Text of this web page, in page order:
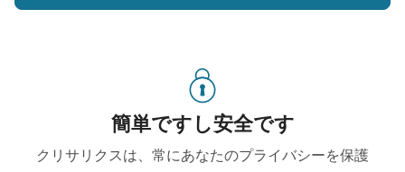
簡単ですし安全です
クリサリクスは、常にあなたのプライバシーを保護